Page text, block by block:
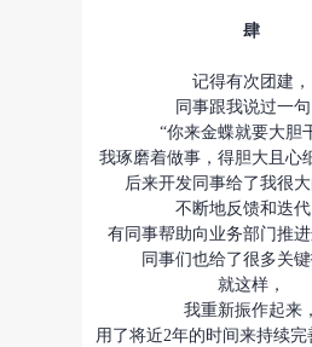
肆
记得有次团建，
同事跟我说过一句
“你来金蝶就要大胆
我琢磨着做事，得胆大且心
后来开发同事给了我很大
不断地反馈和迭代
有同事帮助向业务部门推进
同事们也给了很多关键
就这样，
我重新振作起来，
用了将近2年的时间来持续完